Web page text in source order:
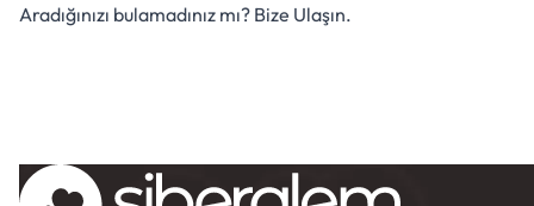
Aradığınızı bulamadınız mı? Bize Ulaşın.